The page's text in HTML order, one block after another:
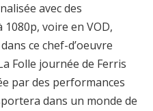
avec des
voire en VOD,
ce chef-d’oeuvre
Folle journée de Ferris
par des performances
dans un monde de